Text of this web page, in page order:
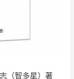
（智多星）著